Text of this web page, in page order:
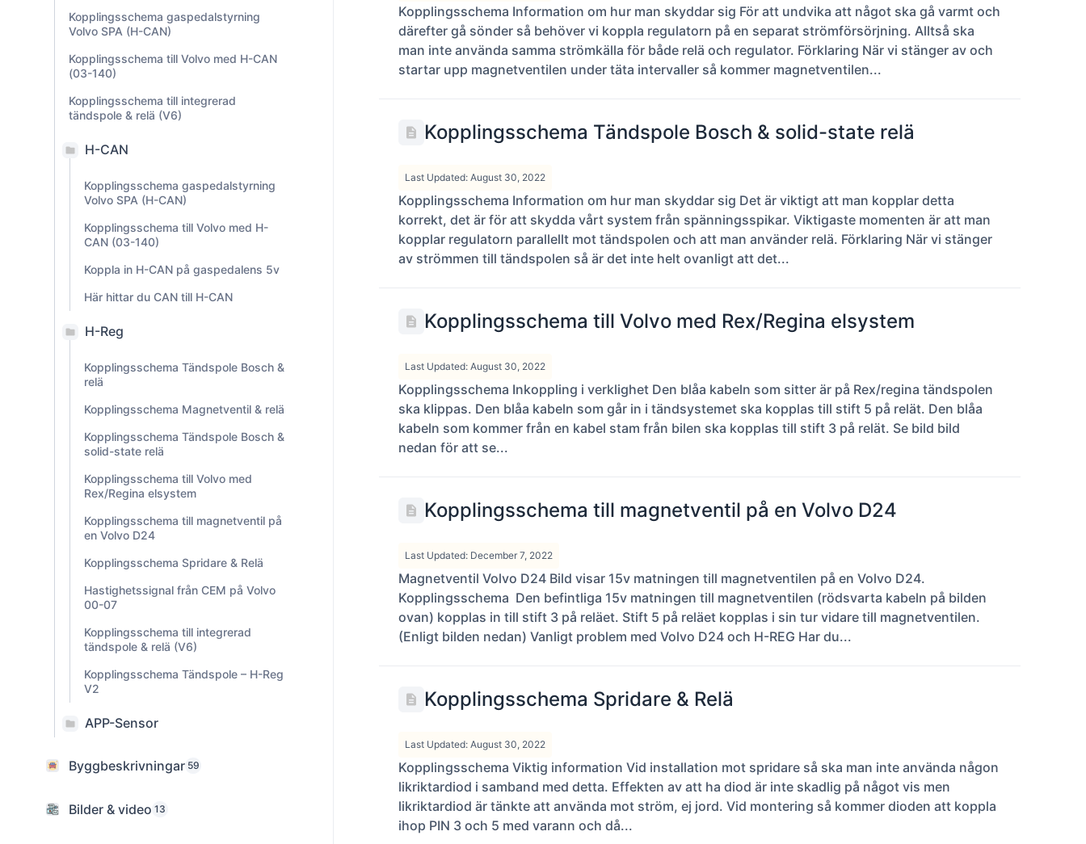
Kopplingsschema gaspedalstyrning
Volvo SPA (H-CAN)
Kopplingsschema till Volvo med H-CAN
(03-140)
Kopplingsschema till integrerad
tändspole & relä (V6)
H-CAN
Kopplingsschema gaspedalstyrning
Volvo SPA (H-CAN)
Kopplingsschema till Volvo med H-
CAN (03-140)
Koppla in H-CAN på gaspedalens 5v
Här hittar du CAN till H-CAN
H-Reg
Kopplingsschema Tändspole Bosch &
relä
Kopplingsschema Magnetventil & relä
Kopplingsschema Tändspole Bosch &
solid-state relä
Kopplingsschema till Volvo med
Rex/Regina elsystem
Kopplingsschema till magnetventil på
en Volvo D24
Kopplingsschema Spridare & Relä
Hastighetssignal från CEM på Volvo
00-07
Kopplingsschema till integrerad
tändspole & relä (V6)
Kopplingsschema Tändspole – H-Reg
V2
APP-Sensor
Byggbeskrivningar 59
Bilder & video 13
Kopplingsschema Information om hur man skyddar sig För att undvika att något ska gå varmt och
därefter gå sönder så behöver vi koppla regulatorn på en separat strömförsörjning. Alltså ska
man inte använda samma strömkälla för både relä och regulator. Förklaring När vi stänger av och
startar upp magnetventilen under täta intervaller så kommer magnetventilen...
Kopplingsschema Tändspole Bosch & solid-state relä
Last Updated: August 30, 2022
Kopplingsschema Information om hur man skyddar sig Det är viktigt att man kopplar detta
korrekt, det är för att skydda vårt system från spänningsspikar. Viktigaste momenten är att man
kopplar regulatorn parallellt mot tändspolen och att man använder relä. Förklaring När vi stänger
av strömmen till tändspolen så är det inte helt ovanligt att det...
Kopplingsschema till Volvo med Rex/Regina elsystem
Last Updated: August 30, 2022
Kopplingsschema Inkoppling i verklighet Den blåa kabeln som sitter är på Rex/regina tändspolen
ska klippas. Den blåa kabeln som går in i tändsystemet ska kopplas till stift 5 på relät. Den blåa
kabeln som kommer från en kabel stam från bilen ska kopplas till stift 3 på relät. Se bild bild
nedan för att se...
Kopplingsschema till magnetventil på en Volvo D24
Last Updated: December 7, 2022
Magnetventil Volvo D24 Bild visar 15v matningen till magnetventilen på en Volvo D24.
Kopplingsschema Den befintliga 15v matningen till magnetventilen (rödsvarta kabeln på bilden
ovan) kopplas in till stift 3 på reläet. Stift 5 på reläet kopplas i sin tur vidare till magnetventilen.
(Enligt bilden nedan) Vanligt problem med Volvo D24 och H-REG Har du...
Kopplingsschema Spridare & Relä
Last Updated: August 30, 2022
Kopplingsschema Viktig information Vid installation mot spridare så ska man inte använda någon
likriktardiod i samband med detta. Effekten av att ha diod är inte skadlig på något vis men
likriktardiod är tänkte att använda mot ström, ej jord. Vid montering så kommer dioden att koppla
ihop PIN 3 och 5 med varann och då...